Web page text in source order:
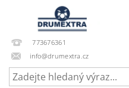
773676361
info@drumextra.cz